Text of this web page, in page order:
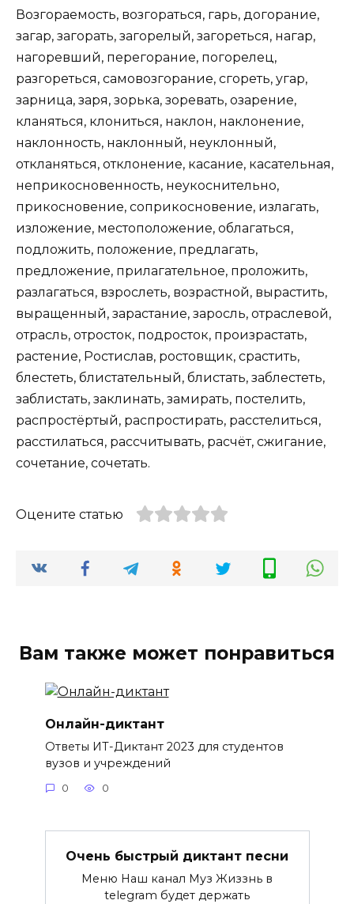
Возгораемость, возгораться, гарь, догорание,
загар, загорать, загорелый, загореться, нагар,
нагоревший, перегорание, погорелец,
разгореться, самовозгорание, сгореть, угар,
зарница, заря, зорька, зоревать, озарение,
кланяться, клониться, наклон, наклонение,
наклонность, наклонный, неуклонный,
откланяться, отклонение, касание, касательная,
неприкосновенность, неукоснительно,
прикосновение, соприкосновение, излагать,
изложение, местоположение, облагаться,
подложить, положение, предлагать,
предложение, прилагательное, проложить,
разлагаться, взрослеть, возрастной, вырастить,
выращенный, зарастание, заросль, отраслевой,
отрасль, отросток, подросток, произрастать,
растение, Ростислав, ростовщик, срастить,
блестеть, блистательный, блистать, заблестеть,
заблистать, заклинать, замирать, постелить,
распростёртый, распростирать, расстелиться,
расстилаться, рассчитывать, расчёт, сжигание,
сочетание, сочетать.
Оцените статью
Вам также может понравиться
Онлайн-диктант
Ответы ИТ-Диктант 2023 для студентов
вузов и учреждений
0 0
Очень быстрый диктант песни
Меню Наш канал Муз Жиззнь в
telegram будет держать